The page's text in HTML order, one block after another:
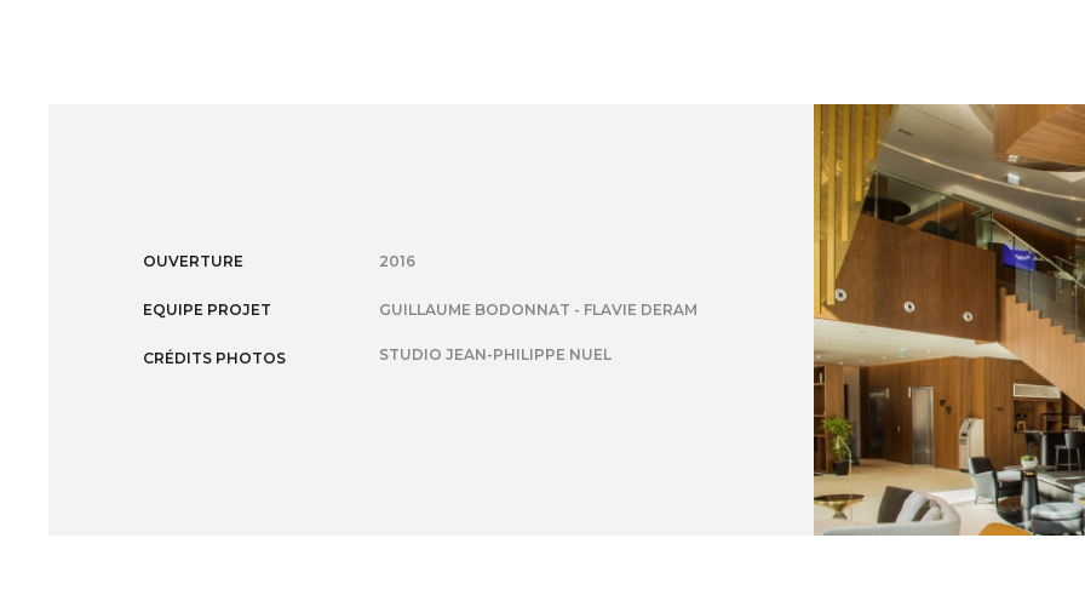
OUVERTURE 2016
EQUIPE PROJET GUILLAUME BODONNAT - FLAVIE DERAM
CRÉDITS PHOTOS STUDIO JEAN-PHILIPPE NUEL